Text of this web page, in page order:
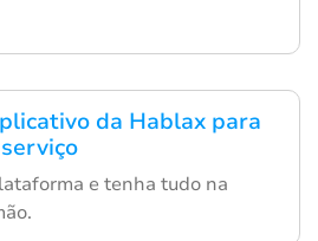
da Hablax para
e tenha tudo na